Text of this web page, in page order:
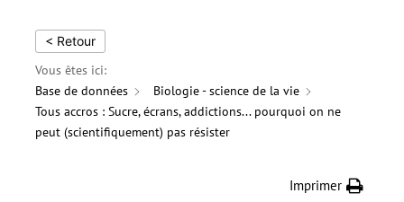
< Retour
Vous êtes ici:
Base de données
Biologie - science de la vie
Tous accros : Sucre, écrans, addictions... pourquoi on ne
peut (scientifiquement) pas résister
Imprimer